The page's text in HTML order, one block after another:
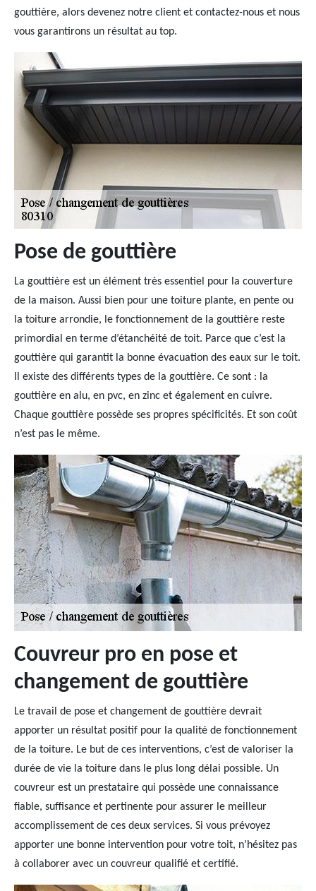
gouttière, alors devenez notre client et contactez-nous et nous
vous garantirons un résultat au top.
Pose de gouttière
La gouttière est un élément très essentiel pour la couverture
de la maison. Aussi bien pour une toiture plante, en pente ou
la toiture arrondie, le fonctionnement de la gouttière reste
primordial en terme d’étanchéité de toit. Parce que c’est la
gouttière qui garantit la bonne évacuation des eaux sur le toit.
Il existe des différents types de la gouttière. Ce sont : la
gouttière en alu, en pvc, en zinc et également en cuivre.
Chaque gouttière possède ses propres spécificités. Et son coût
n’est pas le même.
Couvreur pro en pose et
changement de gouttière
Le travail de pose et changement de gouttière devrait
apporter un résultat positif pour la qualité de fonctionnement
de la toiture. Le but de ces interventions, c’est de valoriser la
durée de vie la toiture dans le plus long délai possible. Un
couvreur est un prestataire qui possède une connaissance
fiable, suffisance et pertinente pour assurer le meilleur
accomplissement de ces deux services. Si vous prévoyez
apporter une bonne intervention pour votre toit, n’hésitez pas
à collaborer avec un couvreur qualifié et certifié.